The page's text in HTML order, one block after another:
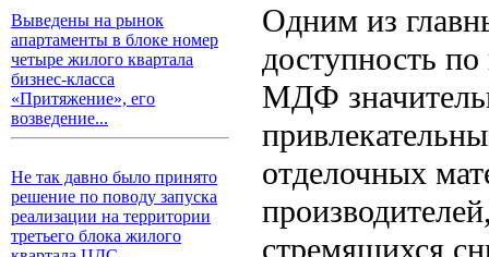
Выведены на рынок
апартаменты в блоке номер
четыре жилого квартала
бизнес-класса
«Притяжение», его
возведение...
Не так давно было принято
решение по поводу запуска
реализации на территории
третьего блока жилого
Одним из
доступность
МДФ
отделочных
стремящихся